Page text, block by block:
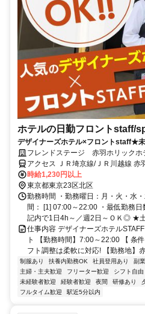
ホテルの日勤フロントstaff/
デザイナーズホテル×フロントstaff★
イムも歓迎◎Wワーク・バイトデビュー
フレンドステージ 赤羽ホリックホ
アクセス ＪＲ埼京線/ＪＲ川越線 赤
宿ライン 赤羽南口(東)徒歩約2分、
上野東京ライン/ＪＲ高崎線 赤羽南
時給1,230円以上
東京都東京23区北区
勤務時間 ・勤務曜日：月・火・水
間： [1] 07:00～22:00 ・最低勤務
記内で1日4h～／週2日～ＯＫ◎ ★土
仕事内容 デザイナーズホテル
ト 【勤務時間】7:00～22:00 【 条
フト調整は柔軟に対応! 【勤務地】
制服あり 扶養内勤務OK 社員登用あり 副
主婦・主夫歓迎
フリーター歓迎 シフト自由
未経験者歓迎
経験者歓迎 夜間 研修あり
フルタイム歓迎
駅近5分以内